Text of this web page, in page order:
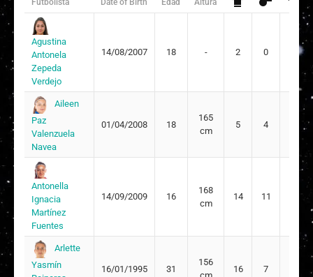
Futbolista Date of Birth Edad Altura
Agustina
Antonela
Zepeda
Verdejo
14/08/2007 18 - 2 0
Aileen
Paz
Valenzuela
Navea
01/04/2008 18
165
cm
5 4
Antonella
Ignacia
Martínez
Fuentes
14/09/2009 16
168
cm
14 11
Arlette
Yasmín
16/01/1995 31
156
16 7